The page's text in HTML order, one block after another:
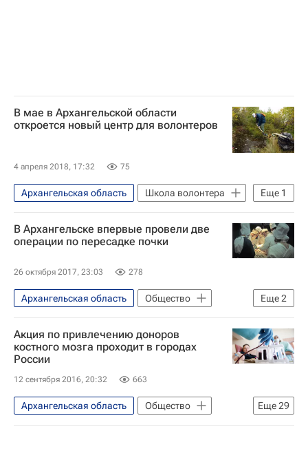
В мае в Архангельской области
откроется новый центр для волонтеров
4 апреля 2018, 17:32 75
Еще 1
Архангельская область
Школа волонтера
Волонтерство в России
В Архангельске впервые провели две
операции по пересадке почки
26 октября 2017, 23:03 278
Еще2
Архангельская область
Общество
Архангельская область
Здоровье
Акция по привлечению доноров
костного мозга проходит в городах
России
12 сентября 2016, 20:32 663
Еще29
Архангельская область
Общество
Тюменская область